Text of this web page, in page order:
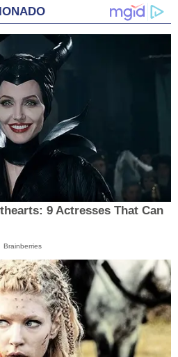
9 Actresses That Can
Brainberries